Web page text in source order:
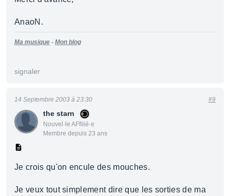
AnaoN.
Ma musique - Mon blog
signaler
the starn
Nouvel·le AFfilié·e
Membre depuis 23 ans
14 Septembre 2003 à 23:30 #9
Je crois qu'on encule des mouches.
Je veux tout simplement dire que les sorties de ma